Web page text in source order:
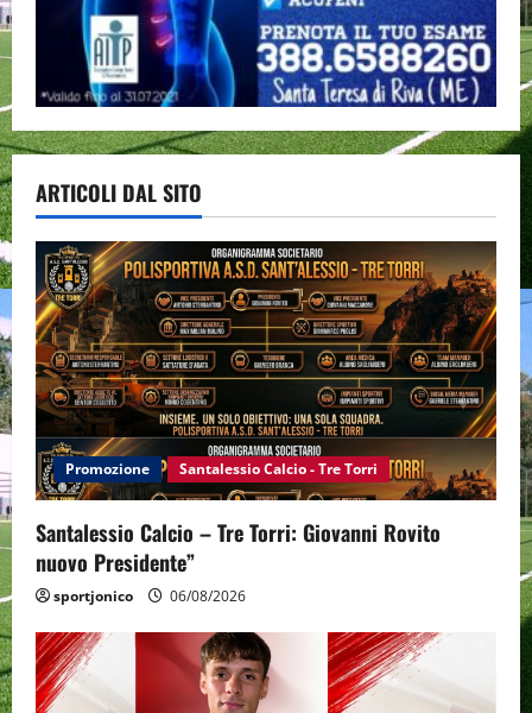
ARTICOLI DAL SITO
Promozione Santalessio Calcio - Tre Torri
Santalessio Calcio – Tre Torri: Giovanni Rovito
nuovo Presidente”
sportjonico 06/08/2026